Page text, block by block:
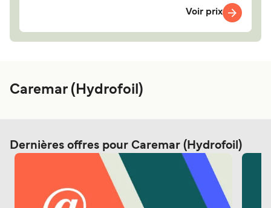
Voir prix
Caremar (Hydrofoil)
Dernières offres pour Caremar (Hydrofoil)